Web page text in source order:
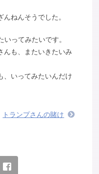
ねんそうでした。
ってみたいです。
も、またいきたいみ
いってみたいんだけ
トランプさんの賭け